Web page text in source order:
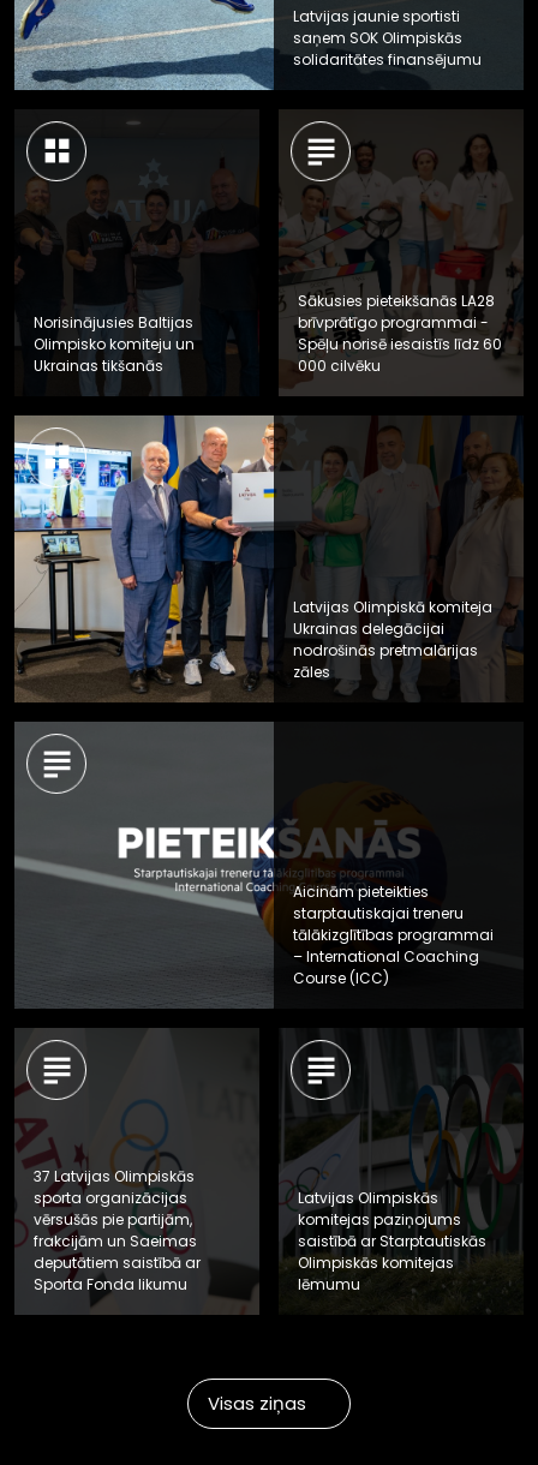
Latvijas jaunie sportisti
saņem SOK Olimpiskās
solidaritātes finansējumu
Norisinājusies Baltijas
Olimpisko komiteju un
Ukrainas tikšanās
Latvijas Olimpiskā komiteja
Ukrainas delegācijai
nodrošinās pretmalārijas
zāles
Sākusies pieteikšanās LA28
brīvprātīgo programmai -
Spēļu norisē iesaistīs līdz 60
000 cilvēku
Aicinām pieteikties
starptautiskajai treneru
tālākizglītības programmai
– International Coaching
Course (ICC)
37 Latvijas Olimpiskās
sporta organizācijas
vērsušās pie partijām,
frakcijām un Saeimas
deputātiem saistībā ar
Sporta Fonda likumu
Latvijas Olimpiskās
komitejas paziņojums
saistībā ar Starptautiskās
Olimpiskās komitejas
lēmumu
Visas ziņas